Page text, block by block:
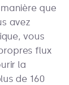
que
avez
vous
flux
la
de 160